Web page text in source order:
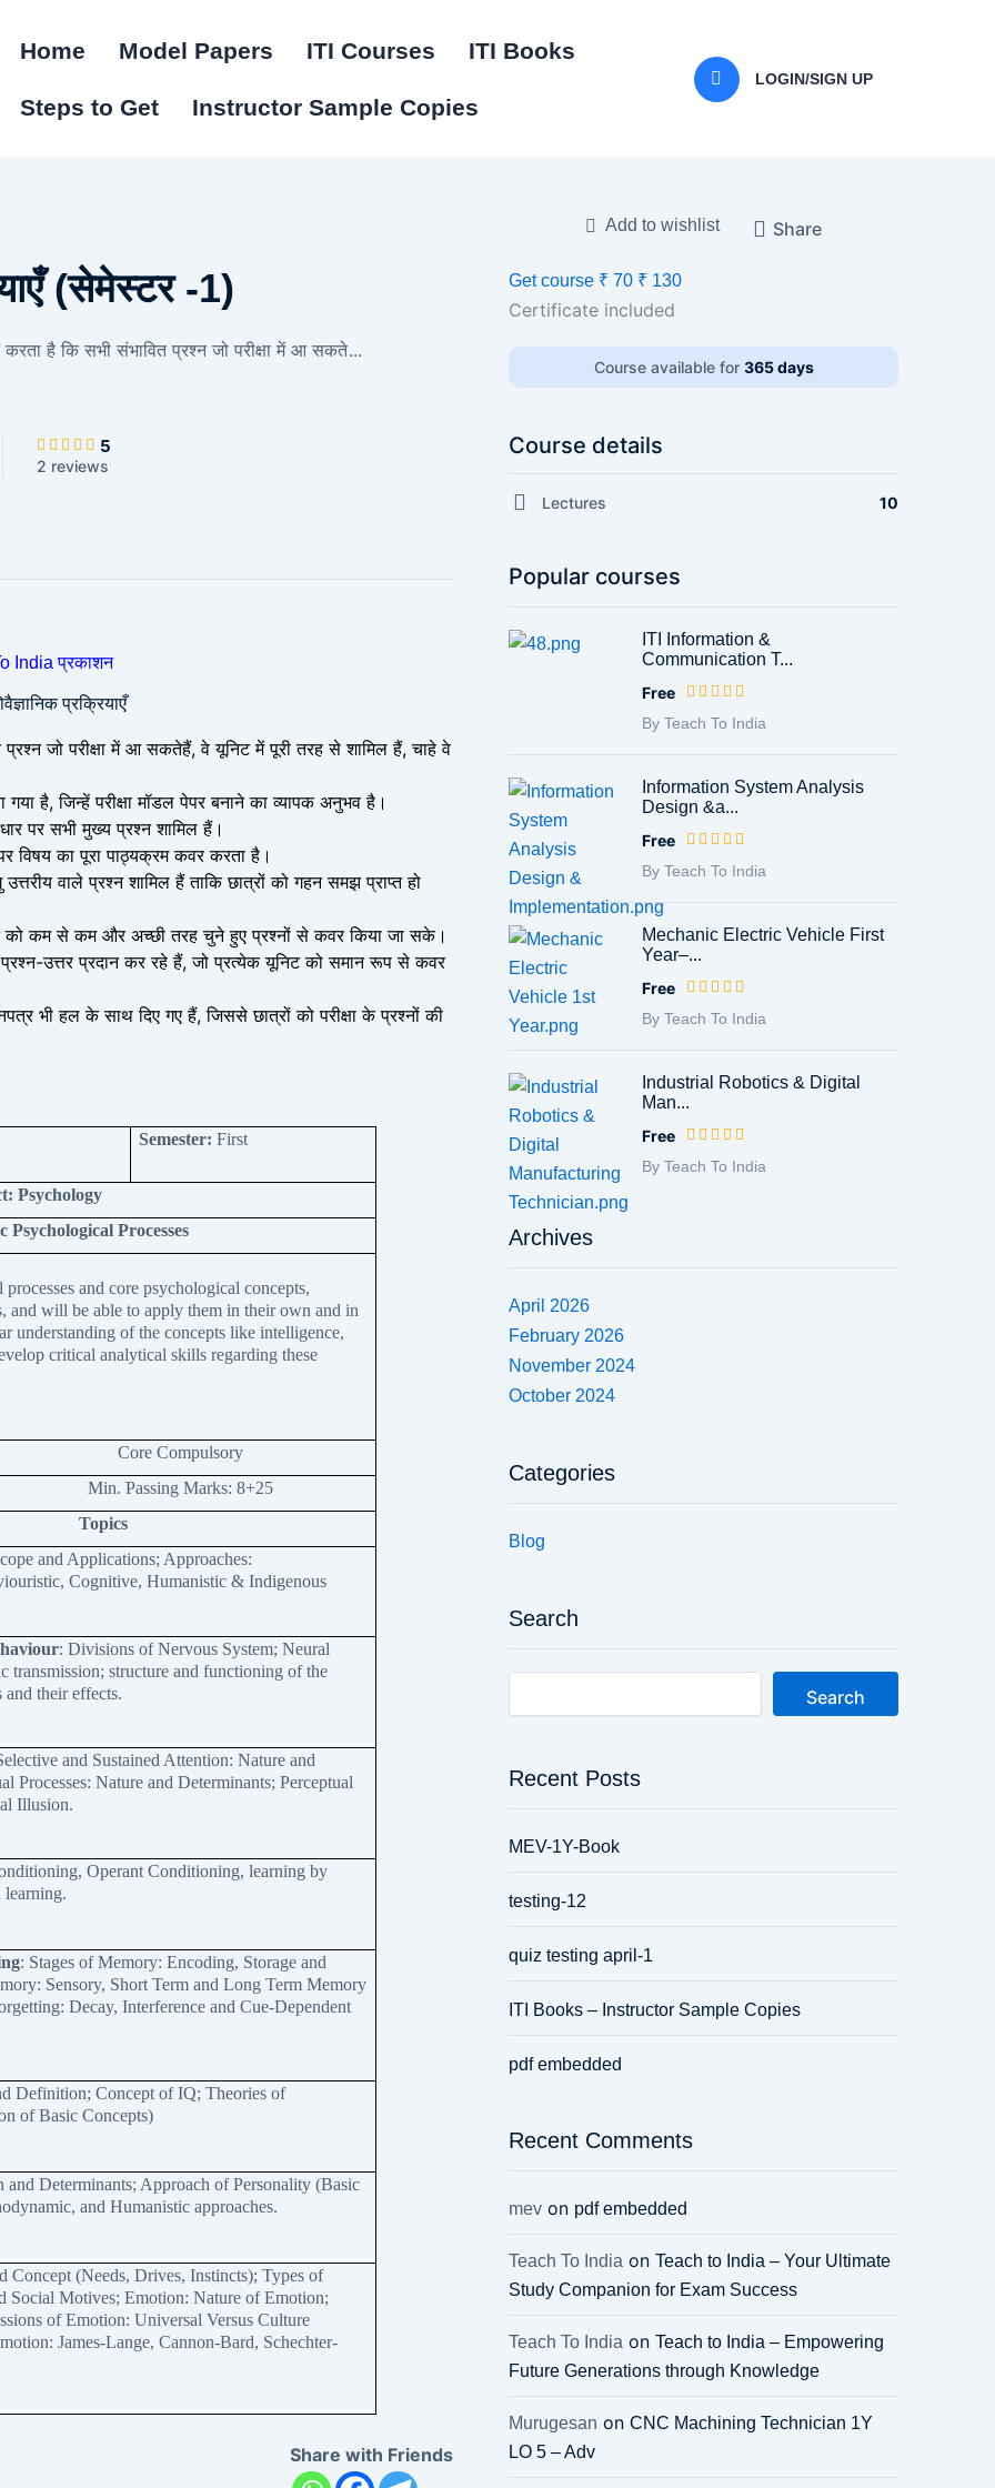
Home Model Papers ITI Courses ITI Books
Steps to Get Instructor Sample Copies
LOGIN/SIGN UP
(सेमेस्टर -1)
करता है कि सभी संभावित प्रश्न जो परीक्षा में आ सकते...
5
2 reviews
India प्रकाशन
प्रक्रियाएँ
जो परीक्षा में आ सकतेहैं, वे यूनिट में पूरी तरह से शामिल हैं, चाहे वे
गया है, जिन्हें परीक्षा मॉडल पेपर बनाने का व्यापक अनुभव है।
पर सभी मुख्य प्रश्न शामिल हैं।
का पूरा पाठ्यक्रम कवर करता है।
वाले प्रश्न शामिल हैं ताकि छात्रों को गहन समझ प्राप्त हो
को कम से कम और अच्छी तरह चुने हुए प्रश्नों से कवर किया जा सके।
उत्तर प्रदान कर रहे हैं, जो प्रत्येक यूनिट को समान रूप से कवर
भी हल के साथ दिए गए हैं, जिससे छात्रों को परीक्षा के प्रश्नों की
Semester: First
Psychology
Psychological Processes
and core psychological concepts,
and will be able to apply them in their own and in
understanding of the concepts like intelligence,
critical analytical skills regarding these
Core Compulsory
Min. Passing Marks: 8+25
Topics
and Applications; Approaches:
Cognitive, Humanistic & Indigenous
: Divisions of Nervous System; Neural
transmission; structure and functioning of the
and their effects.
and Sustained Attention: Nature and
Processes: Nature and Determinants; Perceptual
Illusion.
Operant Conditioning, learning by
learning.
: Stages of Memory: Encoding, Storage and
Sensory, Short Term and Long Term Memory
Decay, Interference and Cue-Dependent
Definition; Concept of IQ; Theories of
of Basic Concepts)
Determinants; Approach of Personality (Basic
and Humanistic approaches.
Concept (Needs, Drives, Instincts); Types of
Social Motives; Emotion: Nature of Emotion;
of Emotion: Universal Versus Culture
James-Lange, Cannon-Bard, Schechter-
Share with Friends
Add to wishlist Share
Get course ₹ 70 ₹ 130
Certificate included
Course available for 365 days
Course details
Lectures 10
Popular courses
ITI Information &
Communication T...
Free
By Teach To India
Information System Analysis
Design &a...
Free
By Teach To India
Mechanic Electric Vehicle First
Year–...
Free
By Teach To India
Industrial Robotics & Digital
Man...
Free
By Teach To India
Archives
April 2026
February 2026
November 2024
October 2024
Categories
Blog
Search
Search
Recent Posts
MEV-1Y-Book
testing-12
quiz testing april-1
ITI Books – Instructor Sample Copies
pdf embedded
Recent Comments
mev on pdf embedded
Teach To India on Teach to India – Your Ultimate
Study Companion for Exam Success
Teach To India on Teach to India – Empowering
Future Generations through Knowledge
Murugesan on CNC Machining Technician 1Y
LO 5 – Adv